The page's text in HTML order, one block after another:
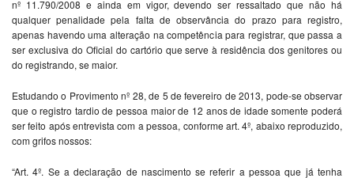
nº 11.790/2008 e ainda em vigor, devendo ser ressaltado que não há
qualquer penalidade pela falta de observância do prazo para registro,
apenas havendo uma alteração na competência para registrar, que passa a
ser exclusiva do Oficial do cartório que serve à residência dos genitores ou
do registrando, se maior.
Estudando o Provimento nº 28, de 5 de fevereiro de 2013, pode-se observar
que o registro tardio de pessoa maior de 12 anos de idade somente poderá
ser feito após entrevista com a pessoa, conforme art. 4º, abaixo reproduzido,
com grifos nossos:
“Art. 4º. Se a declaração de nascimento se referir a pessoa que já tenha